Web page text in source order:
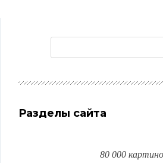
Разделы сайта
80 000